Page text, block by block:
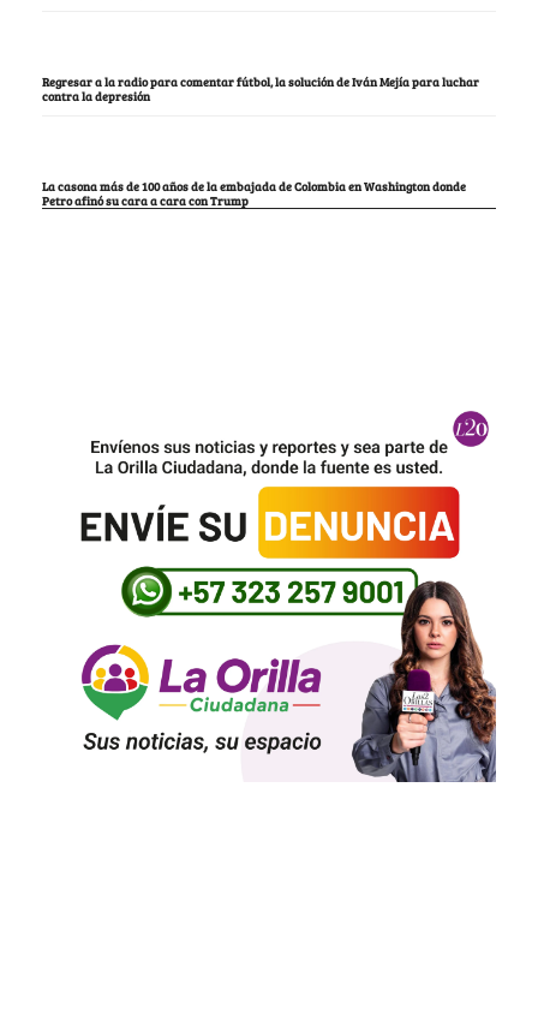
Regresar a la radio para comentar fútbol, la solución de Iván Mejía para luchar
contra la depresión
La casona más de 100 años de la embajada de Colombia en Washington donde
Petro afinó su cara a cara con Trump